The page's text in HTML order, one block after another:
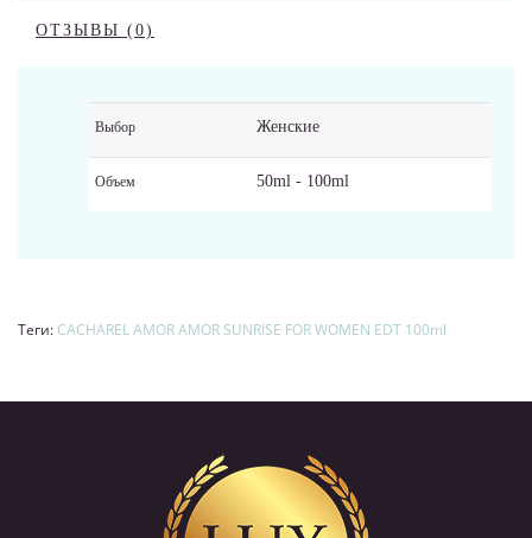
ОТЗЫВЫ (0)
Выбор Женские
Объем 50ml - 100ml
Теги: CACHAREL AMOR AMOR SUNRISE FOR WOMEN EDT 100ml